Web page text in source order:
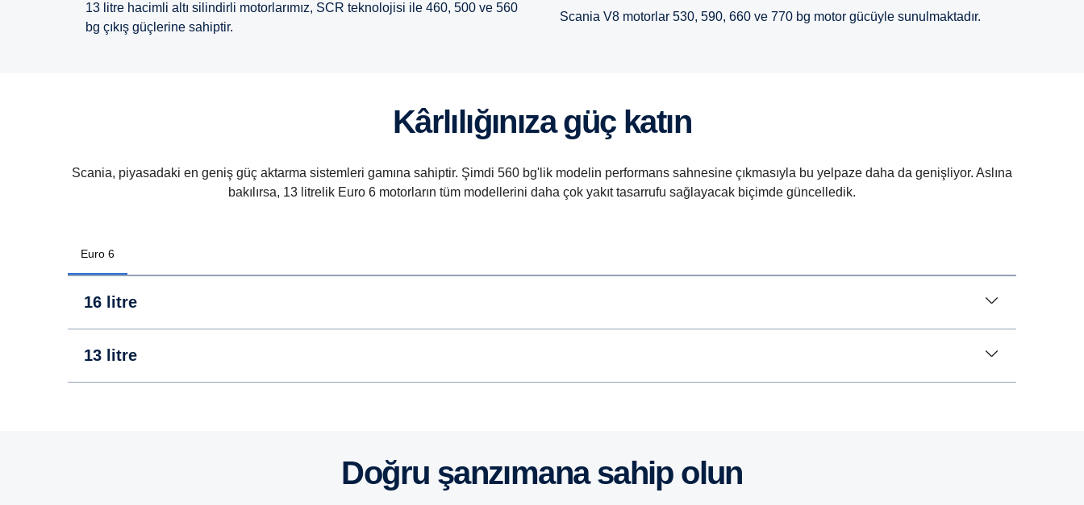
13 litre hacimli altı silindirli motorlarımız, SCR teknolojisi ile 460, 500 ve 560
bg çıkış güçlerine sahiptir.
Scania V8 motorlar 530, 590, 660 ve 770 bg motor gücüyle sunulmaktadır.
Kârlılığınıza güç katın
Scania, piyasadaki en geniş güç aktarma sistemleri gamına sahiptir. Şimdi 560 bg'lik modelin performans sahnesine çıkmasıyla bu yelpaze daha da genişliyor. Aslına
bakılırsa, 13 litrelik Euro 6 motorların tüm modellerini daha çok yakıt tasarrufu sağlayacak biçimde güncelledik.
Euro 6
16 litre
13 litre
Doğru şanzımana sahip olun